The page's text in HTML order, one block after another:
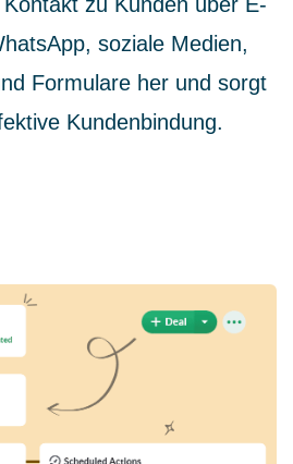
soziale Medien,
Formulare her und sorgt
Kundenbindung.